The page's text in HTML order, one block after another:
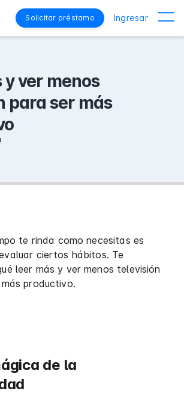
Solicitar préstamo Ingresar
y ver menos
para ser más
te rinda como necesitas es
ciertos hábitos. Te
leer más y ver menos televisión
productivo.
de la